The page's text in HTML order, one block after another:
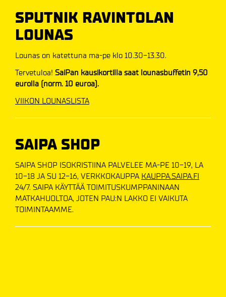
SPUTNIK RAVINTOLAN
LOUNAS
Lounas on katettuna ma-pe klo 10.30-13.30.
Tervetuloa! SaiPan kausikortilla saat lounasbuffetin 9,50
eurolla (norm. 10 euroa).
VIIKON LOUNASLISTA​​​​​​​
SAIPA SHOP
SAIPA SHOP ISOKRISTIINA PALVELEE MA-PE 10-19, LA
10-18 JA SU 12-16, VERKKOKAUPPA KAUPPA.SAIPA.FI
24/7. SAIPA KÄYTTÄÄ TOIMITUSKUMPPANINAAN
MATKAHUOLTOA, JOTEN PAU:N LAKKO EI VAIKUTA
TOIMINTAAMME.